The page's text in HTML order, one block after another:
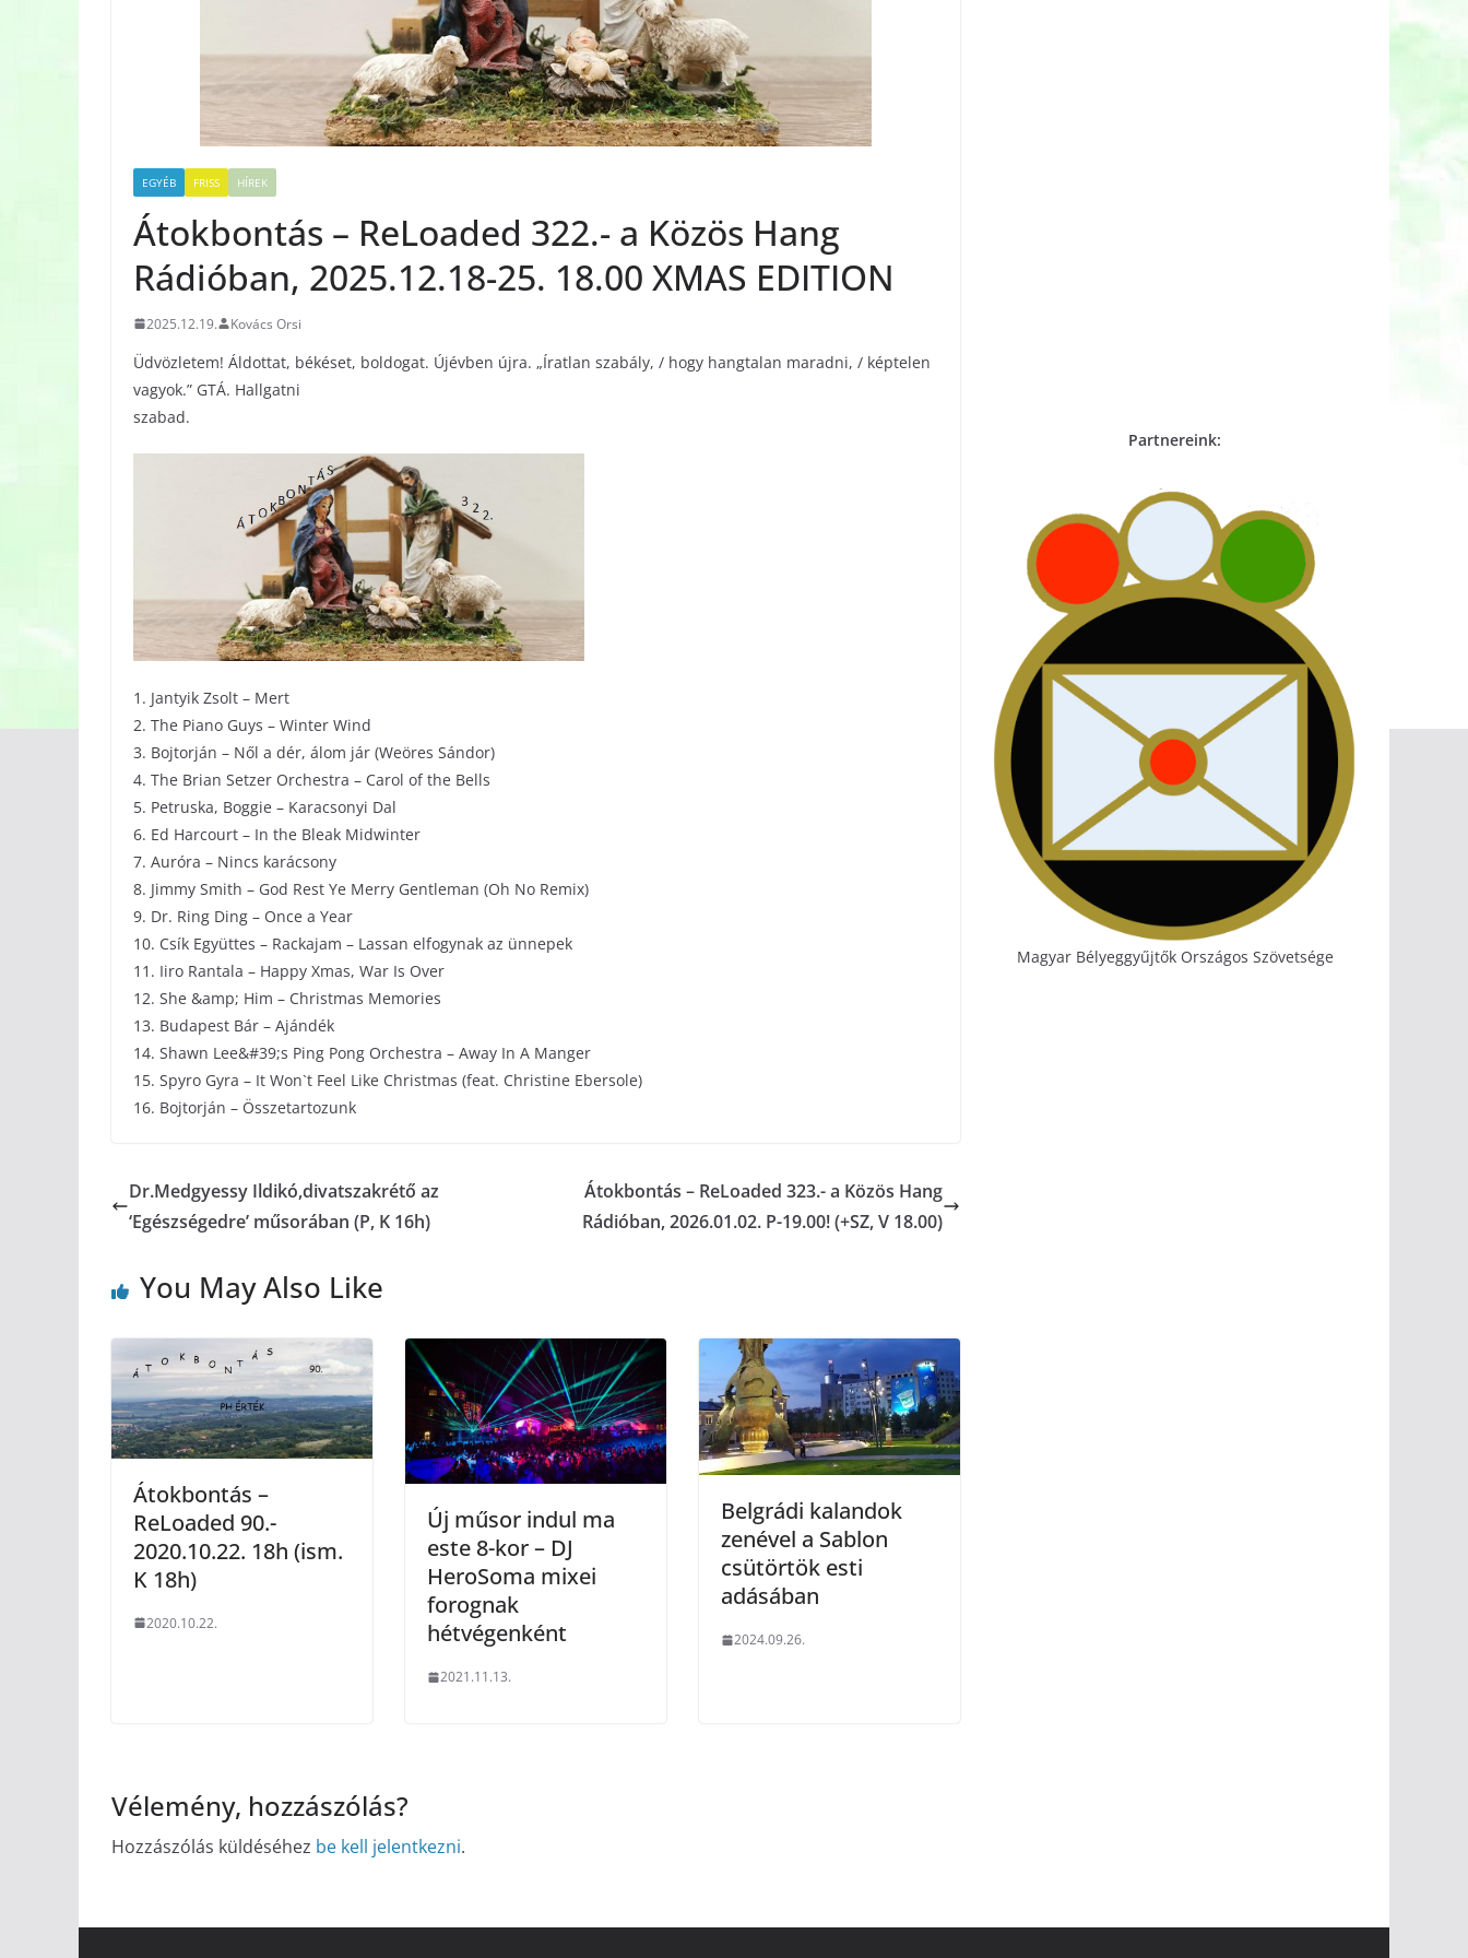
EGYÉB FRISS HÍREK
Átokbontás – ReLoaded 322.- a Közös Hang
Rádióban, 2025.12.18-25. 18.00 XMAS EDITION
2025.12.19. Kovács Orsi
Üdvözletem! Áldottat, békéset, boldogat. Újévben újra. „Íratlan szabály, / hogy hangtalan maradni, / képtelen
vagyok.” GTÁ. Hallgatni
szabad.
1. Jantyik Zsolt – Mert
2. The Piano Guys – Winter Wind
3. Bojtorján – Nől a dér, álom jár (Weöres Sándor)
4. The Brian Setzer Orchestra – Carol of the Bells
5. Petruska, Boggie – Karacsonyi Dal
6. Ed Harcourt – In the Bleak Midwinter
7. Auróra – Nincs karácsony
8. Jimmy Smith – God Rest Ye Merry Gentleman (Oh No Remix)
9. Dr. Ring Ding – Once a Year
10. Csík Együttes – Rackajam – Lassan elfogynak az ünnepek
11. Iiro Rantala – Happy Xmas, War Is Over
12. She &amp; Him – Christmas Memories
13. Budapest Bár – Ajándék
14. Shawn Lee&#39;s Ping Pong Orchestra – Away In A Manger
15. Spyro Gyra – It Won`t Feel Like Christmas (feat. Christine Ebersole)
16. Bojtorján – Összetartozunk
Dr.Medgyessy Ildikó,divatszakrétő az
‘Egészségedre’ műsorában (P, K 16h)
Átokbontás – ReLoaded 323.- a Közös Hang
Rádióban, 2026.01.02. P-19.00! (+SZ, V 18.00)
You May Also Like
Átokbontás –
ReLoaded 90.-
2020.10.22. 18h (ism.
K 18h)
2020.10.22.
Új műsor indul ma
este 8-kor – DJ
HeroSoma mixei
forognak
hétvégenként
2021.11.13.
Belgrádi kalandok
zenével a Sablon
csütörtök esti
adásában
2024.09.26.
Vélemény, hozzászólás?
Hozzászólás küldéséhez be kell jelentkezni.
Partnereink:
Magyar Bélyeggyűjtők Országos Szövetsége